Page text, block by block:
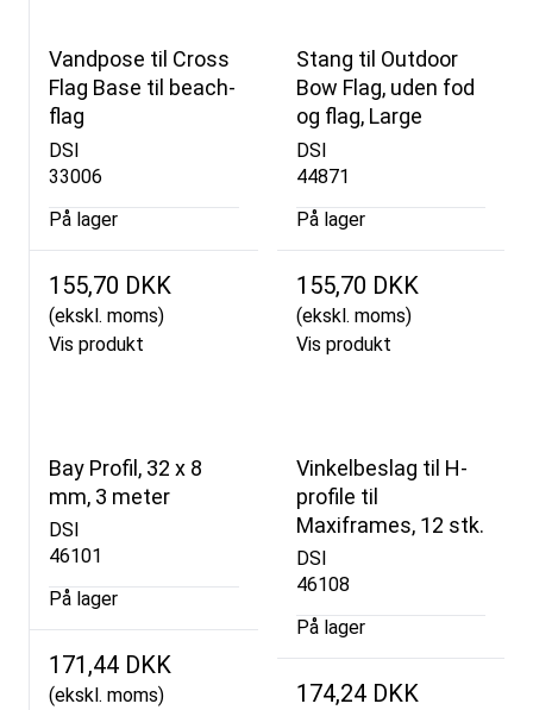
Vandpose til Cross
Flag Base til beach-
flag
DSI
33006
På lager
155,70 DKK
(ekskl. moms)
Vis produkt
Stang til Outdoor
Bow Flag, uden fod
og flag, Large
DSI
44871
På lager
155,70 DKK
(ekskl. moms)
Vis produkt
Bay Profil, 32 x 8
mm, 3 meter
DSI
46101
På lager
171,44 DKK
(ekskl. moms)
Vinkelbeslag til H-
profile til
Maxiframes, 12 stk.
DSI
46108
På lager
174,24 DKK